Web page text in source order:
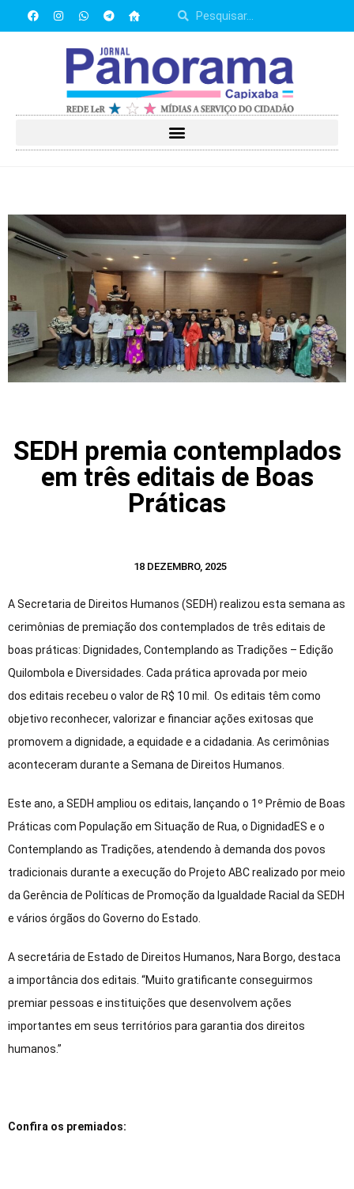
SEDH premia contemplados
em três editais de Boas
Práticas
18 DEZEMBRO, 2025
A Secretaria de Direitos Humanos (SEDH) realizou esta semana as
cerimônias de premiação dos contemplados de três editais de
boas práticas: Dignidades, Contemplando as Tradições – Edição
Quilombola e Diversidades. Cada prática aprovada por meio
dos editais recebeu o valor de R$ 10 mil. Os editais têm como
objetivo reconhecer, valorizar e financiar ações exitosas que
promovem a dignidade, a equidade e a cidadania. As cerimônias
aconteceram durante a Semana de Direitos Humanos.
Este ano, a SEDH ampliou os editais, lançando o 1º Prêmio de Boas
Práticas com População em Situação de Rua, o DignidadES e o
Contemplando as Tradições, atendendo à demanda dos povos
tradicionais durante a execução do Projeto ABC realizado por meio
da Gerência de Políticas de Promoção da Igualdade Racial da SEDH
e vários órgãos do Governo do Estado.
A secretária de Estado de Direitos Humanos, Nara Borgo, destaca
a importância dos editais. “Muito gratificante conseguirmos
premiar pessoas e instituições que desenvolvem ações
importantes em seus territórios para garantia dos direitos
humanos.”
Confira os premiados: